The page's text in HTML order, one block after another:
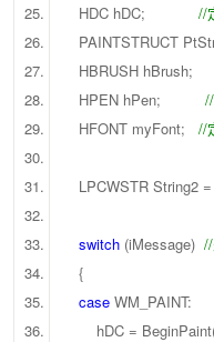
HDC hDC;//
PAINTSTRUCT
HBRUSH
HPEN hPen;
HFONT myFont;//
LPCWSTR String2
switch (iMessage)
{
case
hDC =